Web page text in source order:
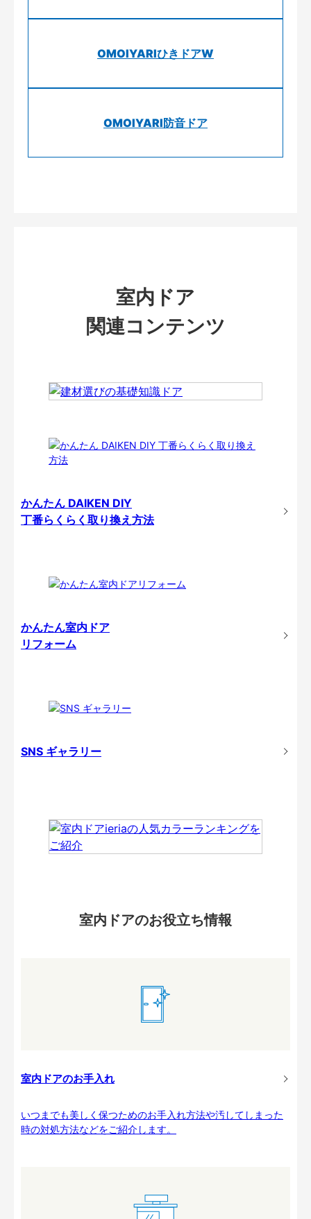
OMOIYARIひきドアW
OMOIYARI防音ドア
室内ドア
関連コンテンツ
かんたん DAIKEN DIY
丁番らくらく取り換え方法
かんたん室内ドア
リフォーム
SNS ギャラリー
室内ドアのお役立ち情報
室内ドアのお手入れ
いつまでも美しく保つためのお手入れ方法や汚してしまった
時の対処方法などをご紹介します。